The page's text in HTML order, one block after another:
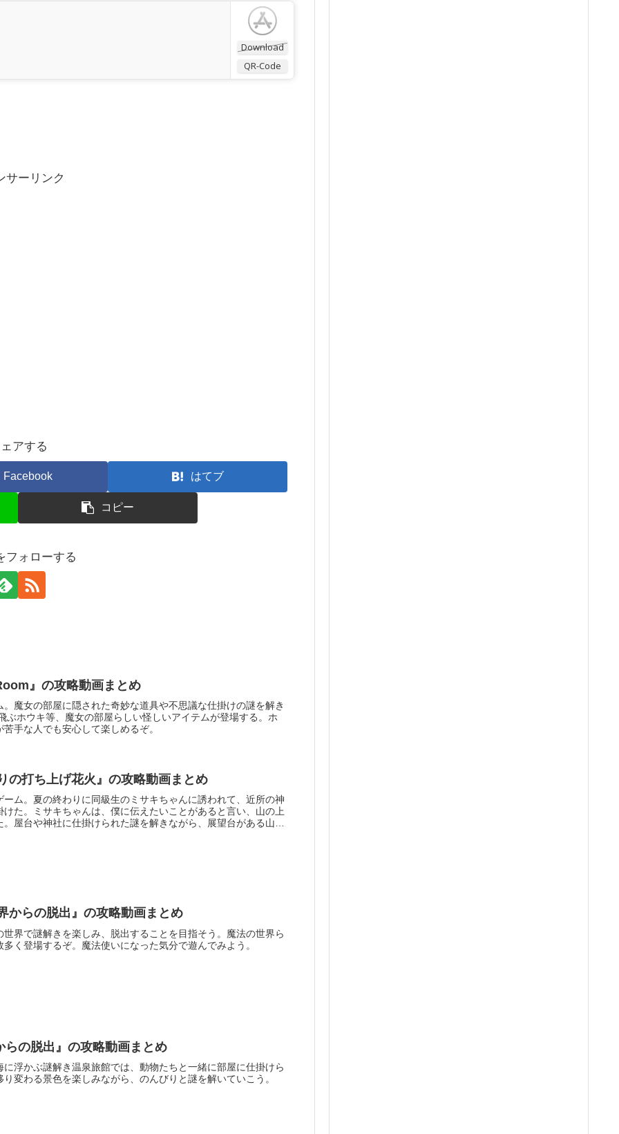
Download
QR-Code
サーリンク
アする
Facebook はてブ
コピー
フォローする
』の攻略動画まとめ
魔女の部屋に隠された奇妙な道具や不思議な仕掛けの謎を解き
ぶホウキ等、魔女の部屋らしい怪しいアイテムが登場する。ホ
手な人でも安心して楽しめるぞ。
の打ち上げ花火』の攻略動画まとめ
ム。夏の終わりに同級生のミサキちゃんに誘われて、近所の神
た。ミサキちゃんは、僕に伝えたいことがあると言い、山の上
屋台や神社に仕掛けられた謎を解きながら、展望台がある山の
からの脱出』の攻略動画まとめ
界で謎解きを楽しみ、脱出することを目指そう。魔法の世界ら
く登場するぞ。魔法使いになった気分で遊んでみよう。
の脱出』の攻略動画まとめ
浮かぶ謎解き温泉旅館では、動物たちと一緒に部屋に仕掛けら
変わる景色を楽しみながら、のんびりと謎を解いていこう。